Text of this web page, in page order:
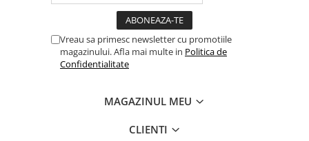
Vreau sa primesc newsletter cu promotiile
magazinului. Afla mai multe in Politica de
Confidentialitate
MAGAZINUL MEU
CLIENTI